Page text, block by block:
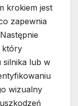
krokiem jest
zapewnia
który
silnika lub w
wizualny